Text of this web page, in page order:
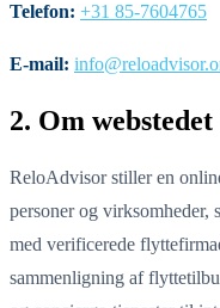
Telefon: +31 85-7604765
E-mail:
2. Om
ReloAdvisor stiller en
personer og
med verificerede
sammenligning af